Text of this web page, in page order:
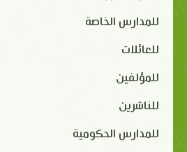
للمدارس الخاصة
للعائلات
للمؤلفين
للناشرين
للمدارس الحكومية